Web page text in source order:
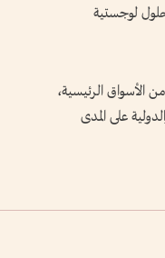
لوجستية
الأسواق الرئيسية،
على المدى